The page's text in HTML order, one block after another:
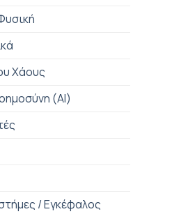
Χάους
(AI)
/ Εγκέφαλος